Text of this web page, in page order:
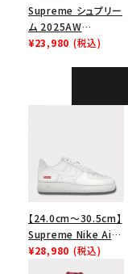
Supreme シュプリー
ム 2025AW
Overdyed Camp
¥23,980 (税込)
【24.0cm～30.5cm】
Supreme Nike Air
Force 1 Low シュプ
¥28,980 (税込)